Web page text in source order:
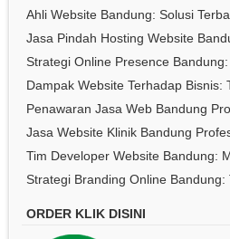
Ahli Website Bandung: Solusi
Jasa Pindah Hosting Website
Strategi Online Presence
Dampak Website Terhadap Bisnis:
Penawaran Jasa Web Bandung
Jasa Website Klinik Bandung
Tim Developer Website Bandung:
Strategi Branding Online Bandung:
ORDER KLIK DISINI